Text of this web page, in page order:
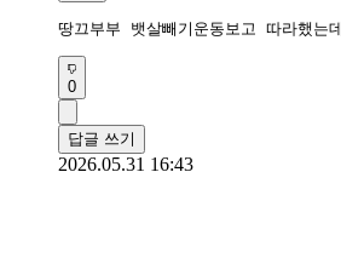
땅끄부부 뱃살빼기운동보고 따라했
0
답글 쓰기
2026.05.31 16:43